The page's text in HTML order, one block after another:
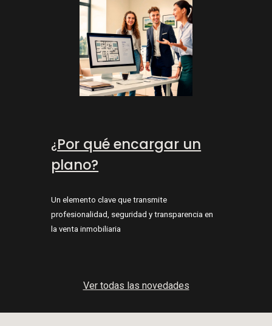
¿Por qué encargar un
plano?
Un elemento clave que transmite
profesionalidad, seguridad y transparencia en
la venta inmobiliaria
Ver todas las novedades